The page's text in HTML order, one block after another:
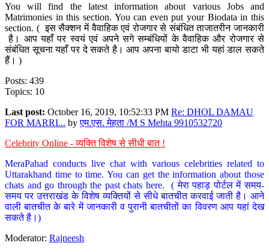
You will find the latest information about various Jobs and
Matrimonies in this section. You can even put your Biodata in this
section. ( इस सैक्शन में वैवाहिक एवं रोजगार से संबंधित ताजातरीन जानकारी
है। आप यहाँ पर स्वयं एवं अपने सगे सम्बंधियों के वैवाहिक और रोजगार से
संबंधित सूचना यहाँ पर दे सकते है। आप अपना बायो डाटा भी यहां डाल सकते
हैं। )
Posts: 439
Topics: 10
Last post: October 16, 2019, 10:52:33 PM Re: DHOL DAMAU
FOR MARRI... byएम.एस. मेहता /M S Mehta 9910532720
Celebrity Online - व्यक्ति विशेष से सीधी बात !
MeraPahad conducts live chat with various celebrities related to
Uttarakhand time to time. You can get the information about those
chats and go through the past chats here. ( मेरा पहाड़ पोर्टल में समय-
समय पर उत्तराखंड के विशेष व्यक्तियों से सीधे बातचीत करवाई जाती है। आने
वाली बातचीत के बारे में जानकारी व पुरानी बातचीतों का विवरण आप यहां देख
सकते है।)
Moderator: Rajneesh